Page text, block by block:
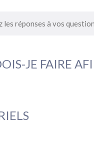
JE FAIRE